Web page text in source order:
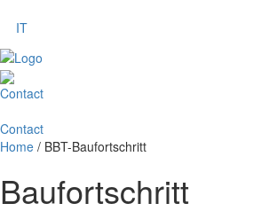
IT
Contact
Contact
Home / BBT-Baufortschritt
Baufortschritt